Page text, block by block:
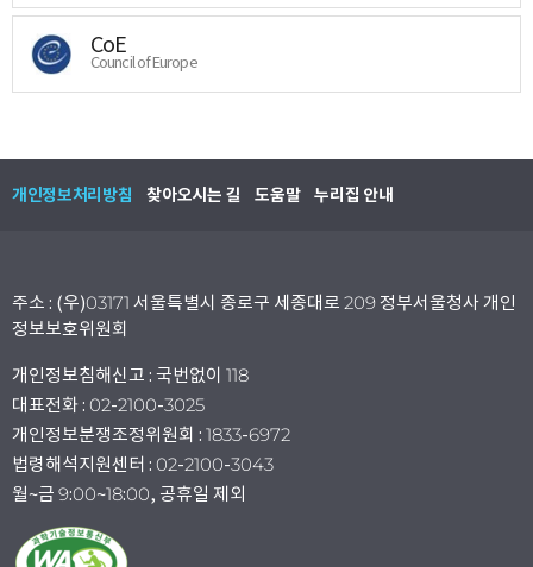
CoE
Council of Europe
개인정보처리방침 찾아오시는 길 도움말 누리집 안내
주소 : (우)03171 서울특별시 종로구 세종대로 209 정부서울청사 개인
정보보호위원회
개인정보침해신고 : 국번없이 118
대표전화 : 02-2100-3025
개인정보분쟁조정위원회 : 1833-6972
법령해석지원센터 : 02-2100-3043
월~금 9:00~18:00, 공휴일 제외